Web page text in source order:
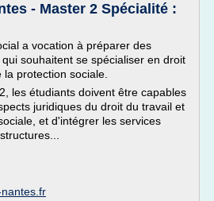
- Master 2 Spécialité :
a vocation à préparer des
souhaitent se spécialiser en droit
protection sociale.
les étudiants doivent être capables
juridiques du droit du travail et
et d'intégrer les services